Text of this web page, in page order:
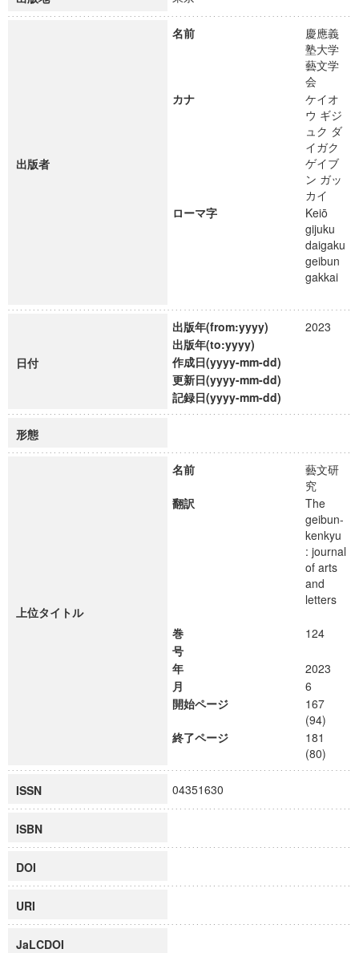
出版者
名前
慶應義
塾大学
藝文学
会
カナ
ケイオ
ウ ギジ
ュク ダ
イガク
ゲイブ
ン ガッ
カイ
ローマ字
Keiō
gijuku
daigaku
geibun
gakkai
日付
出版年(from:yyyy)
2023
出版年(to:yyyy)
作成日(yyyy-mm-dd)
更新日(yyyy-mm-dd)
記録日(yyyy-mm-dd)
形態
上位タイトル
名前
藝文研
究
翻訳
The
geibun-
kenkyu
: journal
of arts
and
letters
巻
124
号
年
2023
月
6
開始ページ
167
(94)
終了ページ
181
(80)
ISSN 04351630
ISBN
DOI
URI
JaLCDOI